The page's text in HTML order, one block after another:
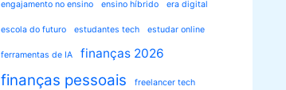
engajamento no ensino ensino híbrido era digital
escola do futuro estudantes tech estudar online
ferramentas de IA finanças 2026
finanças pessoais freelancer tech